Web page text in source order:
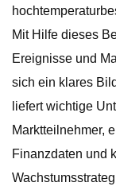
Mit Hilfe dieses
Ereignisse und
sich ein klares
liefert wichtige
Marktteilnehmer,
Finanzdaten und